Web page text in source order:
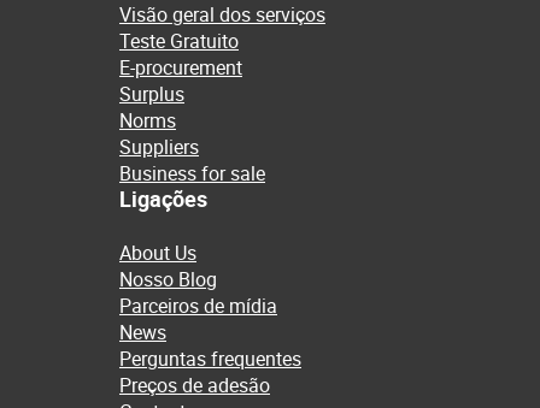
Visão geral dos serviços
Teste Gratuito
E-procurement
Surplus
Norms
Suppliers
Business for sale
Ligações
About Us
Nosso Blog
Parceiros de mídia
News
Perguntas frequentes
Preços de adesão